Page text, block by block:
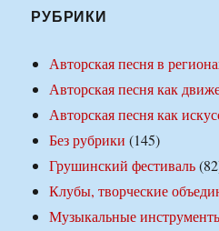
РУБРИКИ
Авторская песня в
Авторская песня как
Авторская песня как
Без рубрики (145)
Грушинский фестиваль
Клубы, творческие
Музыкальные